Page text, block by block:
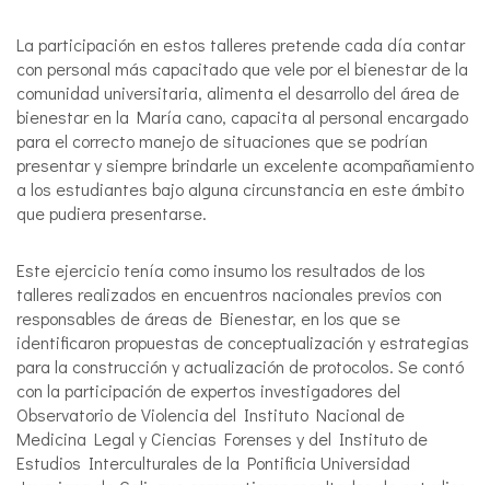
La participación en estos talleres pretende cada día contar
con personal más capacitado que vele por el bienestar de la
comunidad universitaria, alimenta el desarrollo del área de
bienestar en la María cano, capacita al personal encargado
para el correcto manejo de situaciones que se podrían
presentar y siempre brindarle un excelente acompañamiento
a los estudiantes bajo alguna circunstancia en este ámbito
que pudiera presentarse.
Este ejercicio tenía como insumo los resultados de los
talleres realizados en encuentros nacionales previos con
responsables de áreas de Bienestar, en los que se
identificaron propuestas de conceptualización y estrategias
para la construcción y actualización de protocolos. Se contó
con la participación de expertos investigadores del
Observatorio de Violencia del Instituto Nacional de
Medicina Legal y Ciencias Forenses y del Instituto de
Estudios Interculturales de la Pontificia Universidad